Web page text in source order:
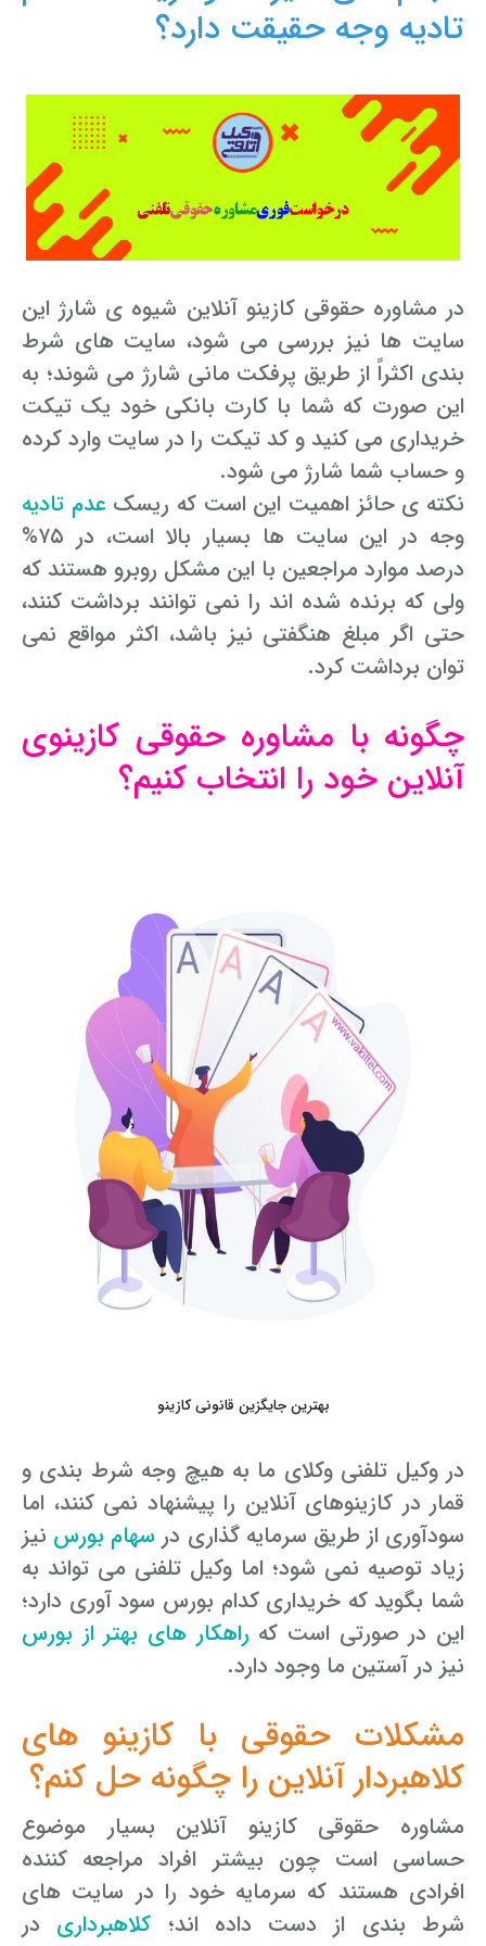
تادیه وجه حقیقت دارد؟
در مشاوره حقوقی کازینو آنلاین شیوه ی شارژ این
سایت ها نیز بررسی می شود، سایت های شرط
بندی اکثراً از طریق پرفکت مانی شارژ می شوند؛ به
این صورت که شما با کارت بانکی خود یک تیکت
خریداری می کنید و کد تیکت را در سایت وارد کرده
و حساب شما شارژ می شود.
نکته ی حائز اهمیت این است که ریسک عدم تادیه
وجه در این سایت ها بسیار بالا است، در ۷۵%
درصد موارد مراجعین با این مشکل روبرو هستند که
ولی که برنده شده اند را نمی توانند برداشت کنند،
حتی اگر مبلغ هنگفتی نیز باشد، اکثر مواقع نمی
توان برداشت کرد.
چگونه با مشاوره حقوقی کازینوی
آنلاین خود را انتخاب کنیم؟
بهترین جایگزین قانونی کازینو
در وکیل تلفنی وکلای ما به هیچ وجه شرط بندی و
قمار در کازینوهای آنلاین را پیشنهاد نمی کنند، اما
سودآوری از طریق سرمایه گذاری در سهام بورس نیز
زیاد توصیه نمی شود؛ اما وکیل تلفنی می تواند به
شما بگوید که خریداری کدام بورس سود آوری دارد؛
این در صورتی است که راهکار های بهتر از بورس
نیز در آستین ما وجود دارد.
مشکلات حقوقی با کازینو های
کلاهبردار آنلاین را چگونه حل کنم؟
مشاوره حقوقی کازینو آنلاین بسیار موضوع
حساسی است چون بیشتر افراد مراجعه کننده
افرادی هستند که سرمایه خود را در سایت های
شرط بندی از دست داده اند؛ کلاهبرداری در